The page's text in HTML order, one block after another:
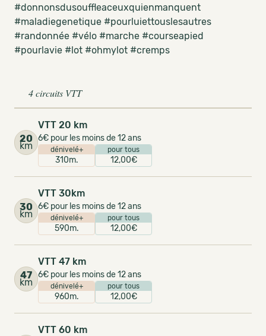
#donnonsdusouffleaceuxquienmanquent
#maladiegenetique #pourluiettouslesautres
#randonnée #vélo #marche #courseapied
#pourlavie #lot #ohmylot #cremps
4 circuits VTT
20
km
VTT 20 km
6€ pour les moins de 12 ans
dénivelé+
310m.
pour tous
12,00€
30
km
VTT 30km
6€ pour les moins de 12 ans
dénivelé+
590m.
pour tous
12,00€
47
km
VTT 47 km
6€ pour les moins de 12 ans
dénivelé+
960m.
pour tous
12,00€
VTT 60 km